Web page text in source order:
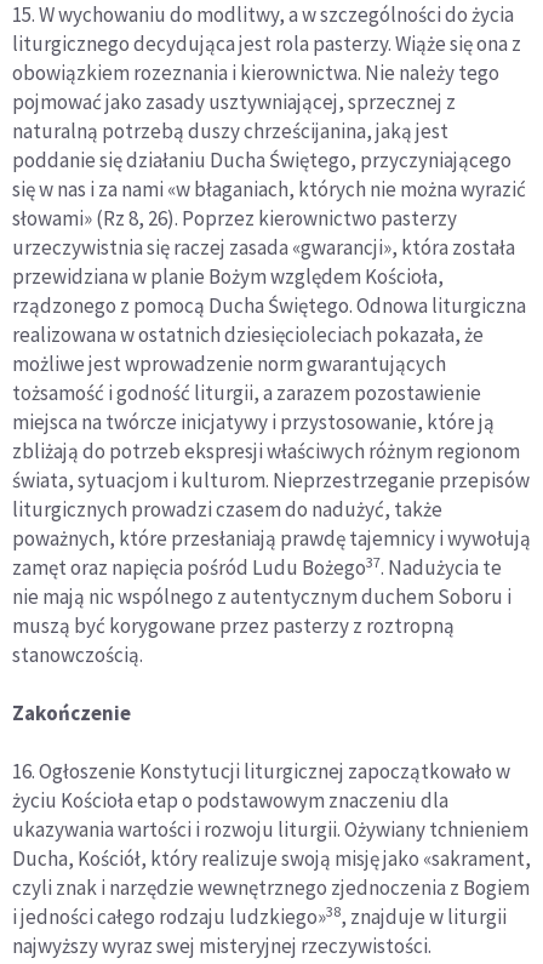
15. W wychowaniu do modlitwy, a w szczególności do życia
liturgicznego decydująca jest rola pasterzy. Wiąże się ona z
obowiązkiem rozeznania i kierownictwa. Nie należy tego
pojmować jako zasady usztywniającej, sprzecznej z
naturalną potrzebą duszy chrześcijanina, jaką jest
poddanie się działaniu Ducha Świętego, przyczyniającego
się w nas i za nami «w błaganiach, których nie można wyrazić
słowami» (Rz 8, 26). Poprzez kierownictwo pasterzy
urzeczywistnia się raczej zasada «gwarancji», która została
przewidziana w planie Bożym względem Kościoła,
rządzonego z pomocą Ducha Świętego. Odnowa liturgiczna
realizowana w ostatnich dziesięcioleciach pokazała, że
możliwe jest wprowadzenie norm gwarantujących
tożsamość i godność liturgii, a zarazem pozostawienie
miejsca na twórcze inicjatywy i przystosowanie, które ją
zbliżają do potrzeb ekspresji właściwych różnym regionom
świata, sytuacjom i kulturom. Nieprzestrzeganie przepisów
liturgicznych prowadzi czasem do nadużyć, także
poważnych, które przesłaniają prawdę tajemnicy i wywołują
zamęt oraz napięcia pośród Ludu Bożego37. Nadużycia te
nie mają nic wspólnego z autentycznym duchem Soboru i
muszą być korygowane przez pasterzy z roztropną
stanowczością.
Zakończenie
16. Ogłoszenie Konstytucji liturgicznej zapoczątkowało w
życiu Kościoła etap o podstawowym znaczeniu dla
ukazywania wartości i rozwoju liturgii. Ożywiany tchnieniem
Ducha, Kościół, który realizuje swoją misję jako «sakrament,
czyli znak i narzędzie wewnętrznego zjednoczenia z Bogiem
i jedności całego rodzaju ludzkiego»38, znajduje w liturgii
najwyższy wyraz swej misteryjnej rzeczywistości.